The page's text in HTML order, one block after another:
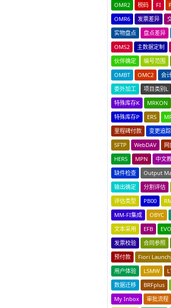
OMR2
税码 FI
OMR6
发票差异
实物盘点
盘点差异
OMS2
主数据定制
伙伴确定
编号范围
OMBT
OMC2 会
委外加工
项目类别L
特殊库存K
MRKON
特殊库存P
ERS
里程碑付款
变更追踪
SFTP
WebDAV 网
HERS
MPN 中文
缺件检查
Output
输出确定
分割评估
评估类型
PB00
MM-FI集成
OBYC
文本采用
EFB EVO
发票校验
合同参照
预付款
Fiori
用户体验
LSMW
数据迁移
BRFplus
My Inbox
审批流程